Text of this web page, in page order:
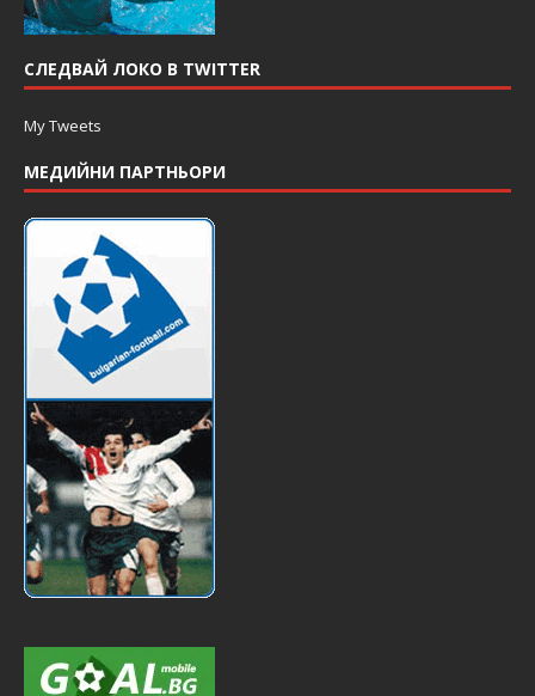
СЛЕДВАЙ ЛОКО В TWITTER
My Tweets
МЕДИЙНИ ПАРТНЬОРИ